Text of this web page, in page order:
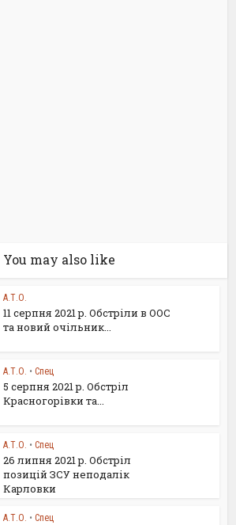
You may also like
А.Т.О.
11 серпня 2021 р. Обстріли в ООС
та новий очільник...
А.Т.О. • Спец
5 серпня 2021 р. Обстріл
Красногорівки та...
А.Т.О. • Спец
26 липня 2021 р. Обстріл
позицій ЗСУ неподалік
Карловки
А.Т.О. • Спец